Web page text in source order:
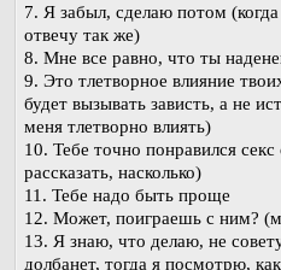
7. Я забыл, сделаю потом
отвечу так же)
8. Мне все равно, что ты
9. Это тлетворное влияние
будет вызывать зависть, а не
меня тлетворно влиять)
10. Тебе точно понравился
рассказать, насколько)
11. Тебе надо быть проще
12. Может, поиграешь с ним?
13. Я знаю, что делаю, не
долбанет, тогда я посмотрю,